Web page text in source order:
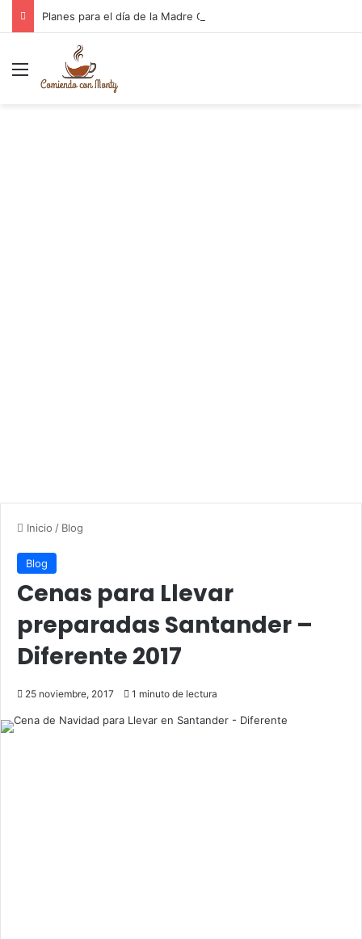
Planes para el día de la Madre Cantabria
Inicio / Blog
Blog
Cenas para Llevar
preparadas Santander –
Diferente 2017
25 noviembre, 2017 1 minuto de lectura